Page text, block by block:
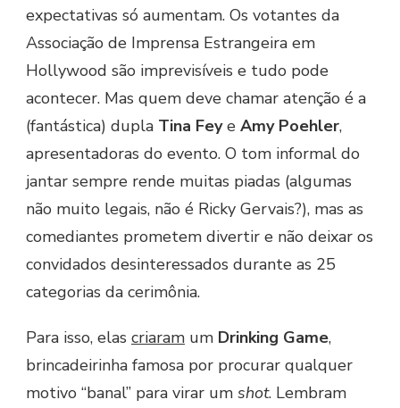
expectativas só aumentam. Os votantes da
Associação de Imprensa Estrangeira em
Hollywood são imprevisíveis e tudo pode
acontecer. Mas quem deve chamar atenção é a
(fantástica) dupla Tina Feye Amy Poehler,
apresentadoras do evento. O tom informal do
jantar sempre rende muitas piadas (algumas
não muito legais, não é Ricky Gervais?), mas as
comediantes prometem divertir e não deixar os
convidados desinteressados durante as 25
categorias da cerimônia.
Para isso, elas criaram um Drinking Game,
brincadeirinha famosa por procurar qualquer
motivo “banal” para virar um shot. Lembram